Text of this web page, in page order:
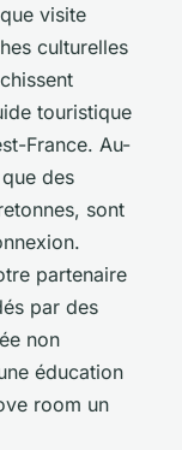
visite
culturelles
touristique
France. Au-
des
sont
partenaire
par des
non
éducation
room un